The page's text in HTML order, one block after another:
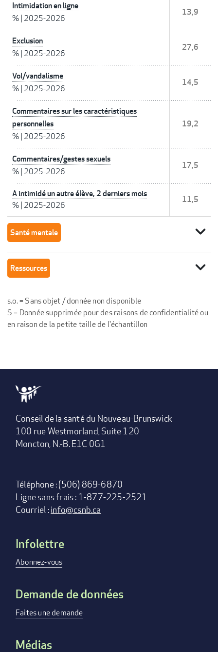
Intimidation en ligne
% 2025-2026
13,9
Exclusion
% 2025-2026
27,6
Vol/vandalisme
% 2025-2026
14,5
Commentaires sur les caractéristiques
personnelles
% 2025-2026
19,2
Commentaires/gestes sexuels
% 2025-2026
17,5
A intimidé un autre élève, 2 derniers mois
% 2025-2026
11,5
Santé mentale expand_more
Ressources expand_more
s.o. = Sans objet / donnée non disponible
S = Donnée supprimée pour des raisons de confidentialité ou
en raison de la petite taille de l'échantillon
Conseil de la santé du Nouveau-Brunswick
100 rue Westmorland, Suite 120
Moncton, N.-B. E1C 0G1
Téléphone : (506) 869-6870
Ligne sans frais : 1-877-225-2521
Courriel :info@csnb.ca
Footer
menu
Infolettre
Abonnez-vous
Demande de données
Faites une demande
Médias